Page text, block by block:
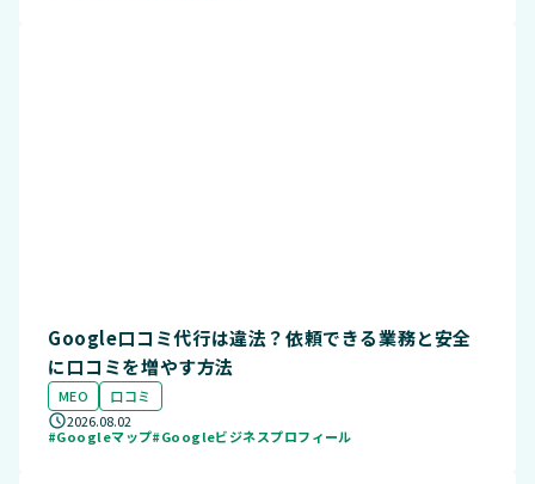
Google口コミ代行は違法？依頼できる業務と安全
に口コミを増やす方法
MEO
口コミ
2026.08.02
#Googleマップ#Googleビジネスプロフィール